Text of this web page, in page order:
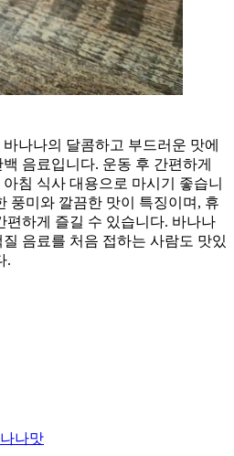
나나의 달콤하고 부드러운 맛에
음료입니다. 운동 후 간편하게
침 식사 대용으로 마시기 좋습니
풍미와 깔끔한 맛이 특징이며, 휴
편하게 즐길 수 있습니다. 바나나
음료를 처음 접하는 사람도 맛있
.
나맛